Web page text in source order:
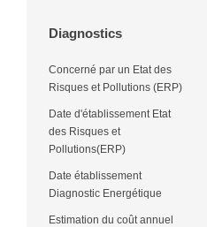
Diagnostics
Concerné par un Etat des
Risques et Pollutions (ERP)
Date d'établissement Etat
des Risques et
Pollutions(ERP)
Date établissement
Diagnostic Energétique
Estimation du coût annuel